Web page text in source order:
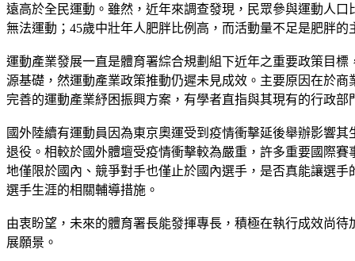
遠高於全民運動。雖然，近年來調查發現，民眾參與運動人
無法運動；45歲中壯年人肥胖比例高，而活動量不足是肥胖的
運動產業發展一直是體育署綜合規劃組下近年之重要政策目
源基礎，然運動產業政策推動仍遲未見成效。主要原因在於
完善的運動產業紓困振興方案，有學者直指與其現有的行政
國外陸續有運動員因為東京奧運受到疫情衝擊延後舉辦影響
退役。相較於國外體壇受疫情衝擊較為嚴重，許多重要國際
地僅限於國內、競爭對手也僅止於國內選手，是否真能讓選
選手生涯的相關輔導措施。
由衷盼望，未來的體育署長能發揮專長，積極在執行成效尚
展願景。